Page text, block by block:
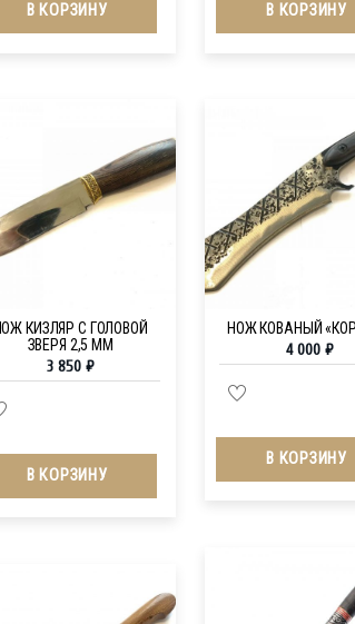
В КОРЗИНУ В КОРЗИНУ
КИЗЛЯР С ГОЛОВОЙ
ЗВЕРЯ 2,5 ММ
3 850 ₽
В КОРЗИНУ
НОЖ КОВАНЫЙ
4 000₽
В КОРЗИНУ